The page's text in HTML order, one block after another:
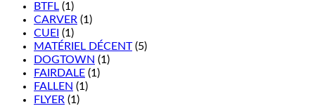
BTFL (1)
CARVER (1)
CUEI (1)
MATÉRIEL DÉCENT (5)
DOGTOWN (1)
FAIRDALE (1)
FALLEN (1)
FLYER (1)